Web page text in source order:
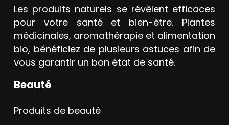
Les produits naturels se révèlent efficaces
pour votre santé et bien-être. Plantes
médicinales, aromathérapie et alimentation
bio, bénéficiez de plusieurs astuces afin de
vous garantir un bon état de santé.
Beauté
Produits de beauté